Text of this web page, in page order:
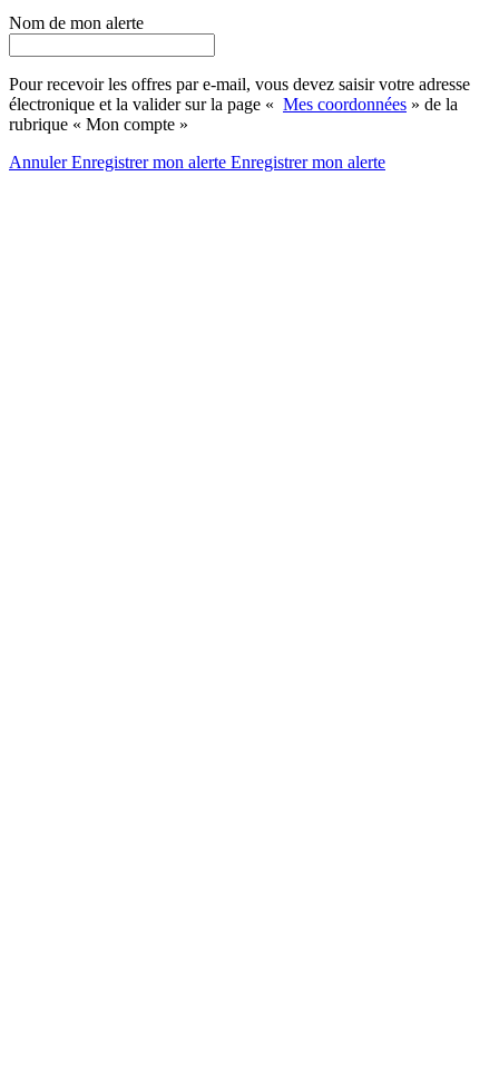
Nom de mon alerte
Pour recevoir les offres par e-mail, vous devez saisir votre adresse
électronique et la valider sur la page « Mes coordonnées » de la
rubrique « Mon compte »
AnnulerEnregistrer mon alerte Enregistrermon alerte